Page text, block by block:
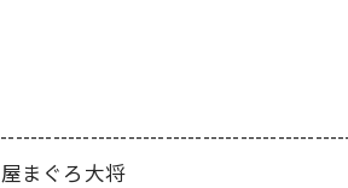
まぐろ大将